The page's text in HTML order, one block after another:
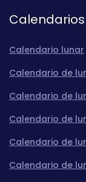
Calendario lunar
Calendario de
Calendario de
Calendario de
Calendario de
Calendario de